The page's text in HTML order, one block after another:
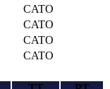
CATO
CATO
CATO
CATO